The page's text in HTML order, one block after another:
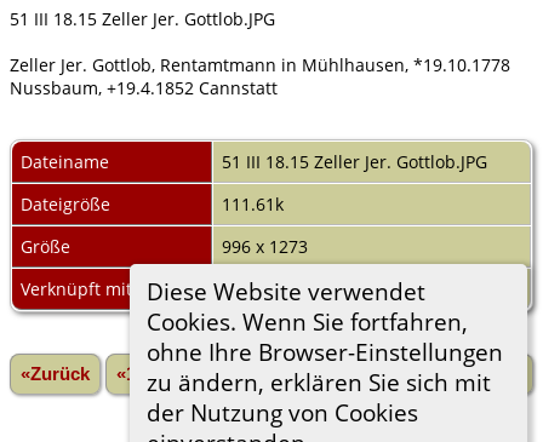
Diese Website verwendet
Cookies. Wenn Sie fortfahren,
ohne Ihre Browser-Einstellungen
zu ändern, erklären Sie sich mit
der Nutzung von Cookies
51 III 18.15 Zeller Jer. Gottlob.JPG
Zeller Jer. Gottlob, Rentamtmann in Mühlhausen, *19.10.1778
Nussbaum, +19.4.1852 Cannstatt
Dateiname
51 III 18.15 Zeller Jer. Gottlob.JPG
Dateigröße
111.61k
Größe
996 x 1273
Verknüpft mit
Jeremias "Gottlob" ZELLER
«Zurück «1 2 5 7 Vorwärts»